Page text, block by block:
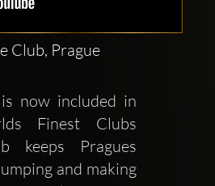
Club, Prague
now included in
Finest Clubs
keeps Pragues
and making